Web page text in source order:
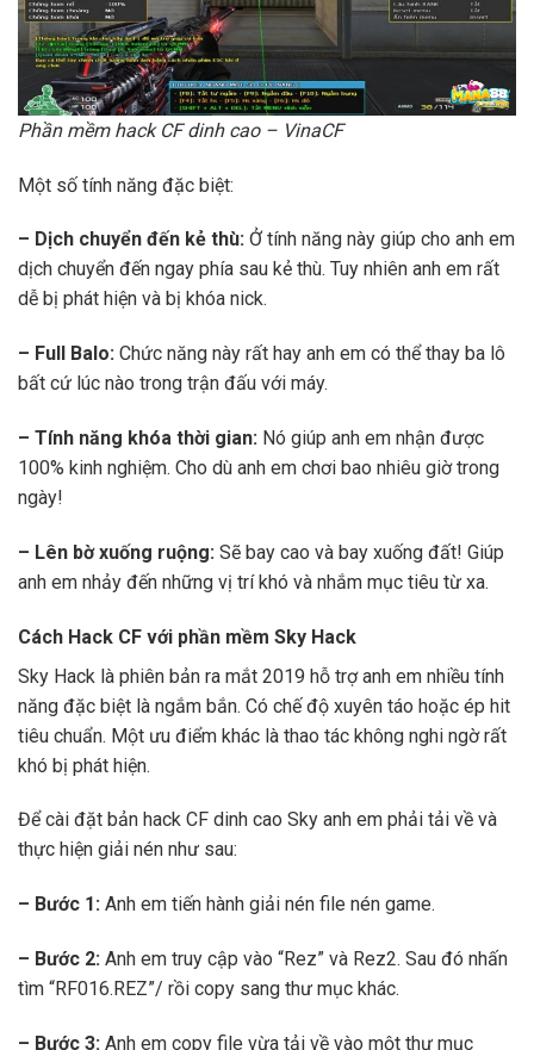
Phần mềm hack CF dinh cao – VinaCF
Một số tính năng đặc biệt:
– Dịch chuyển đến kẻ thù: Ở tính năng này giúp cho anh em
dịch chuyển đến ngay phía sau kẻ thù. Tuy nhiên anh em rất
dễ bị phát hiện và bị khóa nick.
– Full Balo: Chức năng này rất hay anh em có thể thay ba lô
bất cứ lúc nào trong trận đấu với máy.
– Tính năng khóa thời gian: Nó giúp anh em nhận được
100% kinh nghiệm. Cho dù anh em chơi bao nhiêu giờ trong
ngày!
– Lên bờ xuống ruộng: Sẽ bay cao và bay xuống đất! Giúp
anh em nhảy đến những vị trí khó và nhắm mục tiêu từ xa.
Cách Hack CF với phần mềm Sky Hack
Sky Hack là phiên bản ra mắt 2019 hỗ trợ anh em nhiều tính
năng đặc biệt là ngắm bắn. Có chế độ xuyên táo hoặc ép hit
tiêu chuẩn. Một ưu điểm khác là thao tác không nghi ngờ rất
khó bị phát hiện.
Để cài đặt bản hack CF dinh cao Sky anh em phải tải về và
thực hiện giải nén như sau:
– Bước 1: Anh em tiến hành giải nén file nén game.
– Bước 2: Anh em truy cập vào “Rez” và Rez2. Sau đó nhấn
tìm “RF016.REZ”/ rồi copy sang thư mục khác.
– Bước 3: Anh em copy file vừa tải về vào một thư mục